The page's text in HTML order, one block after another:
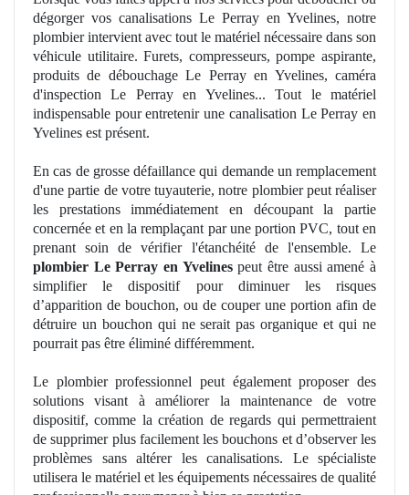
dégorger vos canalisations Le Perray en Yvelines, notre
plombier intervient avec tout le matériel nécessaire dans son
véhicule utilitaire. Furets, compresseurs, pompe aspirante,
produits de débouchage Le Perray en Yvelines, caméra
d'inspection Le Perray en Yvelines... Tout le matériel
indispensable pour entretenir une canalisation Le Perray en
Yvelines est présent.
En cas de grosse défaillance qui demandeun remplacement
d'une partie de votre tuyauterie, notre plombierpeut réaliser
les prestationsimmédiatement en découpant la partie
concernée et en la remplaçant par une portion PVC, tout en
prenant soin de vérifier l'étanchéité de l'ensemble. Le
plombier Le Perray en Yvelinespeut être aussi amené à
simplifier le dispositif pour diminuer les risques
d’apparition de bouchon, ou de couper une portion afin de
détruire un bouchon qui ne serait pas organique et qui ne
pourrait pas être éliminé différemment.
Le plombier professionnel peut également proposer des
solutions visant à améliorer la maintenance de votre
dispositif, comme la création de regards qui permettraient
de supprimer plus facilement les bouchons et d’observerles
problèmes sans altérer les canalisations. Le spécialiste
utilisera le matériel et les équipements nécessaires de qualité